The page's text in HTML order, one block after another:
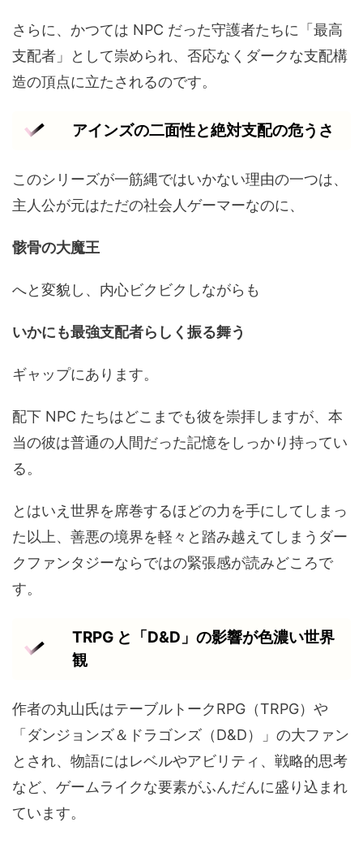
さらに、かつては NPC だった守護者たちに「最高
支配者」として崇められ、否応なくダークな支配構
造の頂点に立たされるのです。
アインズの二面性と絶対支配の危うさ
このシリーズが一筋縄ではいかない理由の一つは、
主人公が元はただの社会人ゲーマーなのに、
骸骨の大魔王
へと変貌し、内心ビクビクしながらも
いかにも最強支配者らしく振る舞う
ギャップにあります。
配下 NPC たちはどこまでも彼を崇拝しますが、本
当の彼は普通の人間だった記憶をしっかり持ってい
る。
とはいえ世界を席巻するほどの力を手にしてしまっ
た以上、善悪の境界を軽々と踏み越えてしまうダー
クファンタジーならではの緊張感が読みどころで
す。
TRPG と「D&D」の影響が色濃い世界
観
作者の丸山氏はテーブルトークRPG（TRPG）や
「ダンジョンズ＆ドラゴンズ（D&D）」の大ファン
とされ、物語にはレベルやアビリティ、戦略的思考
など、ゲームライクな要素がふんだんに盛り込まれ
ています。